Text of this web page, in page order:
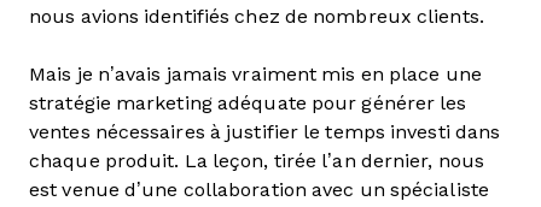
nous avions identifiés chez de nombreux clients.
Mais je n’avais jamais vraiment mis en place une
stratégie marketing adéquate pour générer les
ventes nécessaires à justifier le temps investi dans
chaque produit. La leçon, tirée l’an dernier, nous
est venue d’une collaboration avec un spécialiste